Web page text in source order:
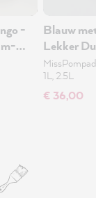
-
Blauw
Lekker
1L, 2.5L
€ 36,00